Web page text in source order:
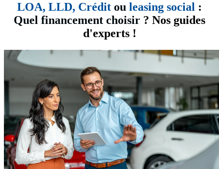
LOA, LLD, Crédit ou leasing social :
Quel financement choisir ? Nos guides
d'experts !